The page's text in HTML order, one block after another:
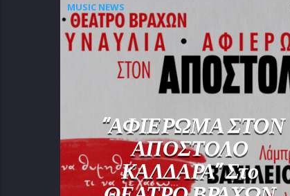
MUSIC NEWS
“ΑΦΙΕΡΩΜΑ ΣΤΟΝ
ΑΠΟΣΤΟΛΟ
ΚΑΛΔΑΡΑ” Στο